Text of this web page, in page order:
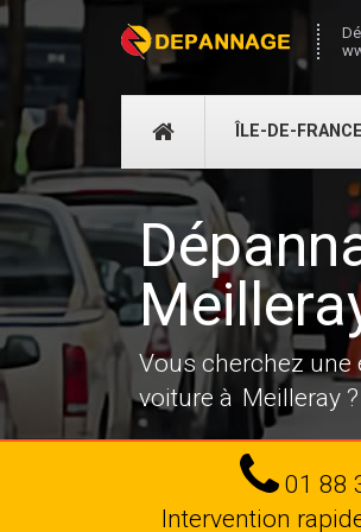
DÉPANNAGE
ÎLE-DE-FRANCE
Vous cherchez une
voiture à Meilleray
Tel
01 88
Intervention